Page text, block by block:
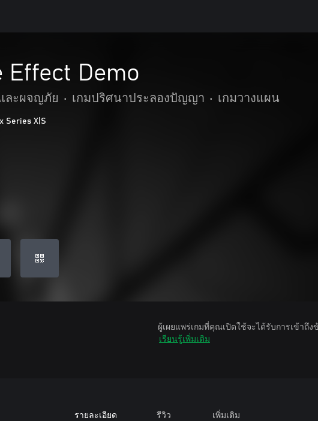
Effect Demo
ละผจญภัย • เกมปริศนาประลองปัญญา • เกมวางแผน
Series X|S
ผู้เผยแพร่เกมที่คุณเปิดใช้จะได้รับการเข้า
เรียนรู้เพิ่มเติม
รายละเอียด รีวิว เพิ่มเติม